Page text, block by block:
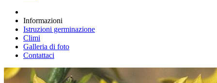
Informazioni
Istruzioni germinazione
Climi
Galleria di foto
Contattaci